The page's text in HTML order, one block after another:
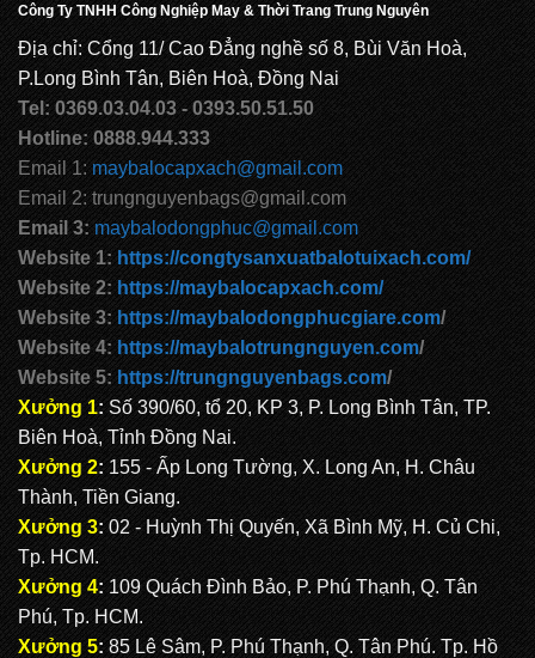
Công Ty TNHH Công Nghiệp May & Thời Trang Trung Nguyên
Địa chỉ: Cổng 11/ Cao Đẳng nghề số 8, Bùi Văn Hoà,
P.Long Bình Tân, Biên Hoà, Đồng Nai
Tel: 0369.03.04.03 - 0393.50.51.50
Hotline: 0888.944.333
Email 1: maybalocapxach@gmail.com
Email 2: trungnguyenbags@gmail.com
Email 3: maybalodongphuc@gmail.com
Website 1: https://congtysanxuatbalotuixach.com/
Website 2: https://maybalocapxach.com/
Website 3: https://maybalodongphucgiare.com/
Website 4: https://maybalotrungnguyen.com/
Website 5: https://trungnguyenbags.com/
Xưởng 1: Số 390/60, tổ 20, KP 3, P. Long Bình Tân, TP.
Biên Hoà, Tỉnh Đồng Nai.
Xưởng 2: 155 - Ấp Long Tường, X. Long An, H. Châu
Thành, Tiền Giang.
Xưởng 3: 02 - Huỳnh Thị Quyến, Xã Bình Mỹ, H. Củ Chi,
Tp. HCM.
Xưởng 4: 109 Quách Đình Bảo, P. Phú Thạnh, Q. Tân
Phú, Tp. HCM.
Xưởng 5: 85 Lê Sâm, P. Phú Thạnh, Q. Tân Phú. Tp. Hồ